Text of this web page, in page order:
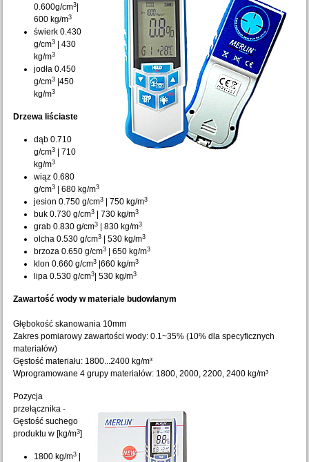
0.600g/cm3
600 kg/m3
świerk 0.430
g/cm3
| 430
kg/m3
jodła 0.450
g/cm3 |450
kg/m3
Drzewa liściaste
dąb 0.710
g/cm3
| 710
kg/m3
wiąz 0.680
g/cm3 | 680 kg/m3
jesion 0.750 g/cm3 | 750 kg/m3
buk 0.730 g/cm3 | 730 kg/m3
grab 0.830 g/cm3 | 830 kg/m3
olcha 0.530 g/cm3 | 530 kg/m3
brzoza 0.650 g/cm3 | 650 kg/m3
klon 0.660 g/cm3 |660 kg/m3
lipa 0.530 g/cm3 | 530 kg/m3
Zawartość wody w materiale budowlanym
Głębokość skanowania 10mm
Zakres pomiarowy zawartości wody: 0.1~35% (10% dla specyficznych
materiałów)
Gęstość materiału: 1800...2400 kg/m³
Wprogramowane 4 grupy materiałów: 1800, 2000, 2200, 2400 kg/m³
Pozycja
przełącznika -
Gęstość suchego
produktu w [kg/m3]
1800 kg/m3